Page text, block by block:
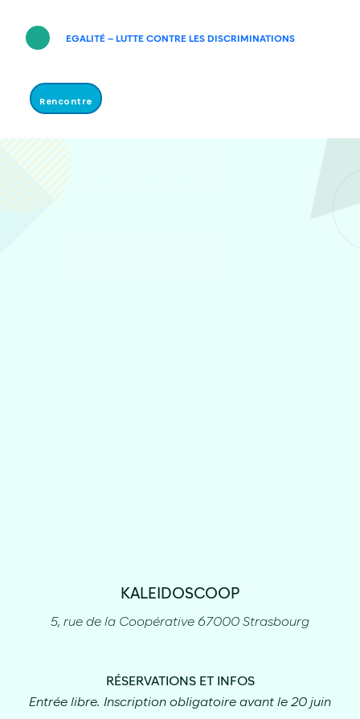
EGALITÉ – LUTTE CONTRE LES DISCRIMINATIONS
Rencontre
KALEIDOSCOOP
5, rue de la Coopérative 67000 Strasbourg
RÉSERVATIONS ET INFOS
Entrée libre. Inscription obligatoire avant le 20 juin